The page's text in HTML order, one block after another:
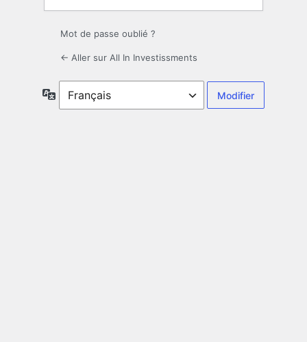
Mot de passe oublié ?
← Aller sur All In Investissments
Langue